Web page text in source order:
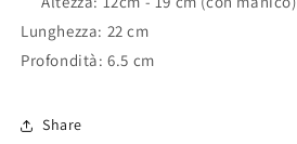
Lunghezza: 22 cm
Profondità: 6.5 cm
Share